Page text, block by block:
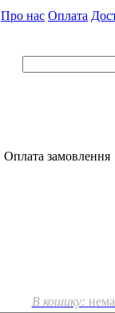
Про нас Оплата
Оплата замовлення
В кошику: